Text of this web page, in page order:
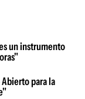
un instrumento
para la